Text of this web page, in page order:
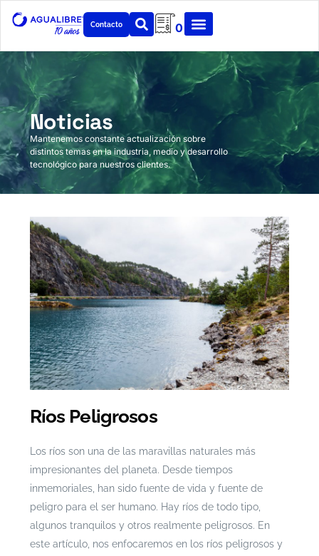
Contacto 0
Noticias
Mantenemos constante actualización sobre
distintos temas en la industria, medio y desarrollo
tecnológico para nuestros clientes.
Ríos Peligrosos
Los ríos son una de las maravillas naturales más
impresionantes del planeta. Desde tiempos
inmemoriales, han sido fuente de vida y fuente de
peligro para el ser humano. Hay ríos de todo tipo,
algunos tranquilos y otros realmente peligrosos. En
este artículo, nos enfocaremos en los ríos peligrosos y